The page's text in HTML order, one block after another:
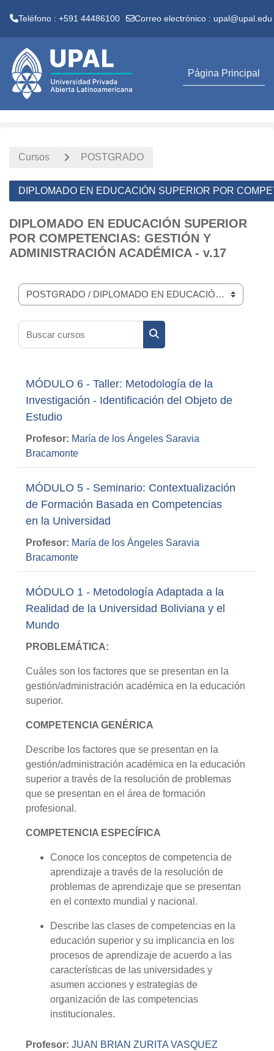
Teléfono : +591 44486100 Correo electrónico : upal@upal.edu
Página Principal
Cursos POSTGRADO
DIPLOMADO EN EDUCACIÓN SUPERIOR POR
DIPLOMADO EN EDUCACIÓN SUPERIOR
POR COMPETENCIAS: GESTIÓN Y
ADMINISTRACIÓN ACADÉMICA - v.17
Categorías
Buscar cursos
Buscar cursos
MÓDULO 6 - Taller: Metodología de la
Investigación - Identificación del Objeto de
Estudio
Profesor: María de los Ángeles Saravia
Bracamonte
MÓDULO 5 - Seminario: Contextualización
de Formación Basada en Competencias
en la Universidad
Profesor: María de los Ángeles Saravia
Bracamonte
MÓDULO 1 - Metodología Adaptada a la
Realidad de la Universidad Boliviana y el
Mundo
PROBLEMÁTICA:
Cuáles son los factores que se presentan en la
gestión/administración académica en la educación
superior.
COMPETENCIA GENÉRICA
Describe los factores que se presentan en la
gestión/administración académica en la educación
superior a través de la resolución de problemas
que se presentan en el área de formación
profesional.
COMPETENCIA ESPECÍFICA
Conoce los conceptos de competencia de
aprendizaje a través de la resolución de
problemas de aprendizaje que se presentan
en el contexto mundial y nacional.
Describe las clases de competencias en la
educación superior y su implicancia en los
procesos de aprendizaje de acuerdo a las
características de las universidades y
asumen acciones y estrategias de
organización de las competencias
institucionales.
Profesor: JUAN BRIAN ZURITA VASQUEZ